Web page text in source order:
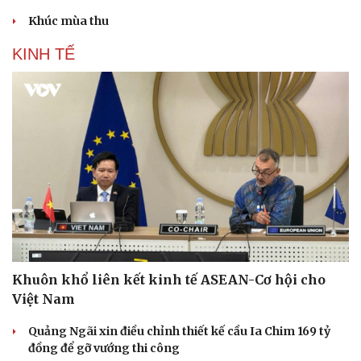
Khúc mùa thu
KINH TẾ
Khuôn khổ liên kết kinh tế ASEAN-Cơ hội cho
Việt Nam
Quảng Ngãi xin điều chỉnh thiết kế cầu Ia Chim 169 tỷ
đồng để gỡ vướng thi công